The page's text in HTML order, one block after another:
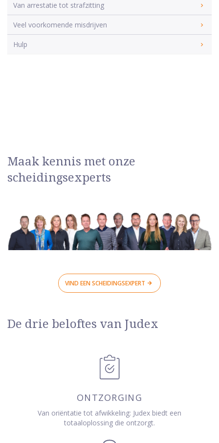
Van arrestatie tot strafzitting
Veel voorkomende misdrijven
Hulp
Maak kennis met onze
scheidingsexperts
VIND EEN SCHEIDINGSEXPERT
De drie beloftes van Judex
ONTZORGING
Van oriëntatie tot afwikkeling: Judex biedt een
totaaloplossing die ontzorgt.